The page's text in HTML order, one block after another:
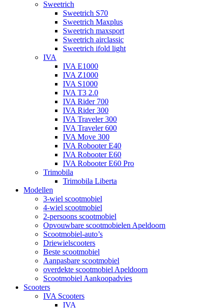
Sweetrich
Sweetrich S70
Sweetrich Maxplus
Sweetrich maxsport
Sweetrich airclassic
Sweetrich ifold light
IVA
IVA E1000
IVA Z1000
IVA S1000
IVA T3 2.0
IVA Rider 700
IVA Rider 300
IVA Traveler 300
IVA Traveler 600
IVA Move 300
IVA Robooter E40
IVA Robooter E60
IVA Robooter E60 Pro
Trimobila
Trimobila Liberta
Modellen
3-wiel scootmobiel
4-wiel scootmobiel
2-persoons scootmobiel
Opvouwbare scootmobielen Apeldoorn
Scootmobiel-auto’s
Driewielscooters
Beste scootmobiel
Aanpasbare scootmobiel
overdekte scootmobiel Apeldoorn
Scootmobiel Aankoopadvies
Scooters
IVA Scooters
IVA